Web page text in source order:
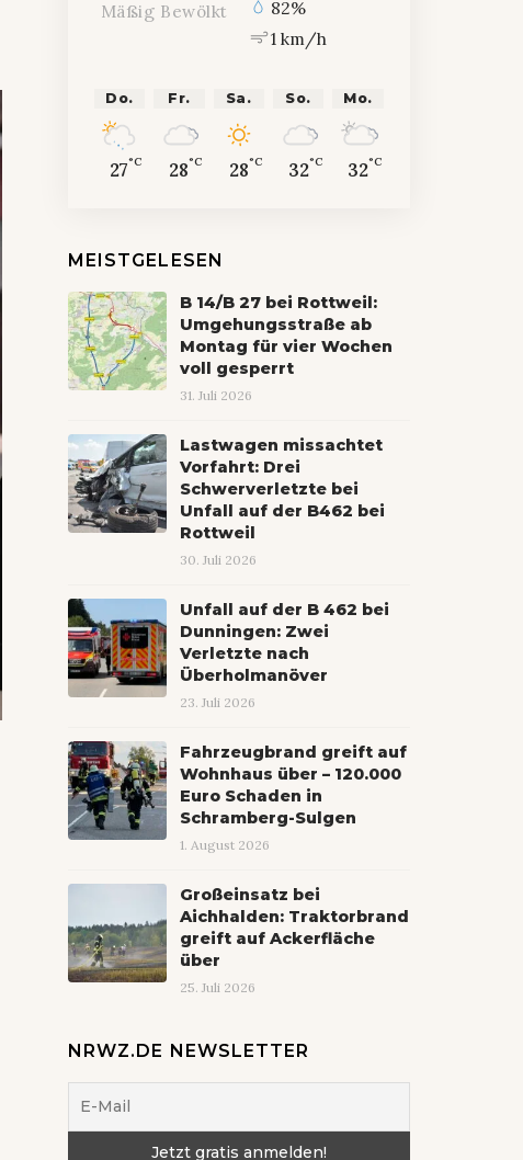
Mäßig Bewölkt
82%
1 km/h
Do.
27°C
Fr.
28°C
Sa.
28°C
So.
32°C
Mo.
32°C
MEISTGELESEN
B 14/B 27 bei Rottweil:
Umgehungsstraße ab
Montag für vier Wochen
voll gesperrt
31. Juli 2026
Lastwagen missachtet
Vorfahrt: Drei
Schwerverletzte bei
Unfall auf der B462 bei
Rottweil
30. Juli 2026
Unfall auf der B 462 bei
Dunningen: Zwei
Verletzte nach
Überholmanöver
23. Juli 2026
Fahrzeugbrand greift auf
Wohnhaus über – 120.000
Euro Schaden in
Schramberg-Sulgen
1. August 2026
Großeinsatz bei
Aichhalden: Traktorbrand
greift auf Ackerfläche
über
25. Juli 2026
NRWZ.DE NEWSLETTER